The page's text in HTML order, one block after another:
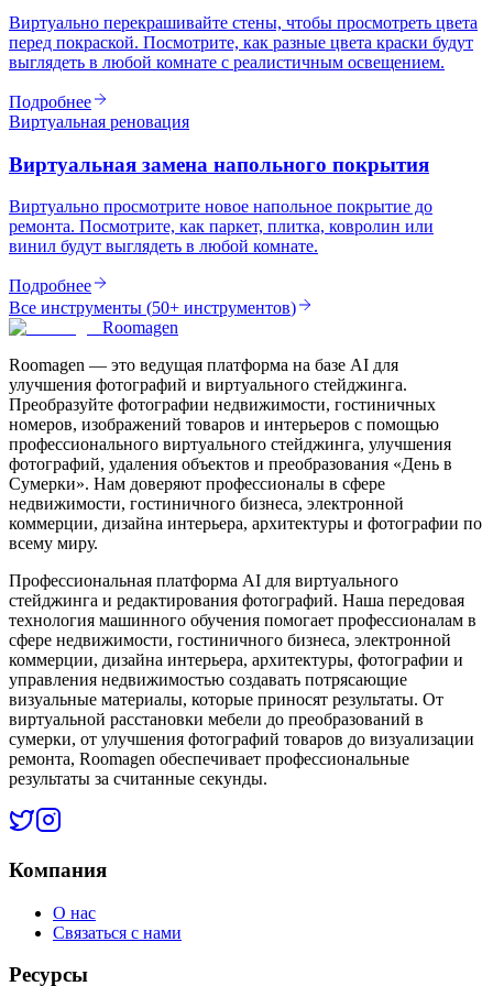
Виртуально перекрашивайте стены, чтобы просмотреть цвета
перед покраской. Посмотрите, как разные цвета краски будут
выглядеть в любой комнате с реалистичным освещением.
Подробнее
Виртуальная реновация
Виртуальная замена напольного покрытия
Виртуально просмотрите новое напольное покрытие до
ремонта. Посмотрите, как паркет, плитка, ковролин или
винил будут выглядеть в любой комнате.
Подробнее
Все инструменты (50+ инструментов)
Roomagen
Roomagen — это ведущая платформа на базе AI для
улучшения фотографий и виртуального стейджинга.
Преобразуйте фотографии недвижимости, гостиничных
номеров, изображений товаров и интерьеров с помощью
профессионального виртуального стейджинга, улучшения
фотографий, удаления объектов и преобразования «День в
Сумерки». Нам доверяют профессионалы в сфере
недвижимости, гостиничного бизнеса, электронной
коммерции, дизайна интерьера, архитектуры и фотографии по
всему миру.
Профессиональная платформа AI для виртуального
стейджинга и редактирования фотографий. Наша передовая
технология машинного обучения помогает профессионалам в
сфере недвижимости, гостиничного бизнеса, электронной
коммерции, дизайна интерьера, архитектуры, фотографии и
управления недвижимостью создавать потрясающие
визуальные материалы, которые приносят результаты. От
виртуальной расстановки мебели до преобразований в
сумерки, от улучшения фотографий товаров до визуализации
ремонта, Roomagen обеспечивает профессиональные
результаты за считанные секунды.
Компания
О нас
Связаться с нами
Ресурсы